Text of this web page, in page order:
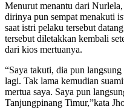
Menurut menantu dari
dirinya pun sempat menakuti
saat istri pelaku tersebut
tersebut diletakkan kembali
dari kios mertuanya.
“Saya takuti, dia pun
lagi. Tak lama kemudian
mertua saya. Saya pun
Tanjungpinang Timur,”kata